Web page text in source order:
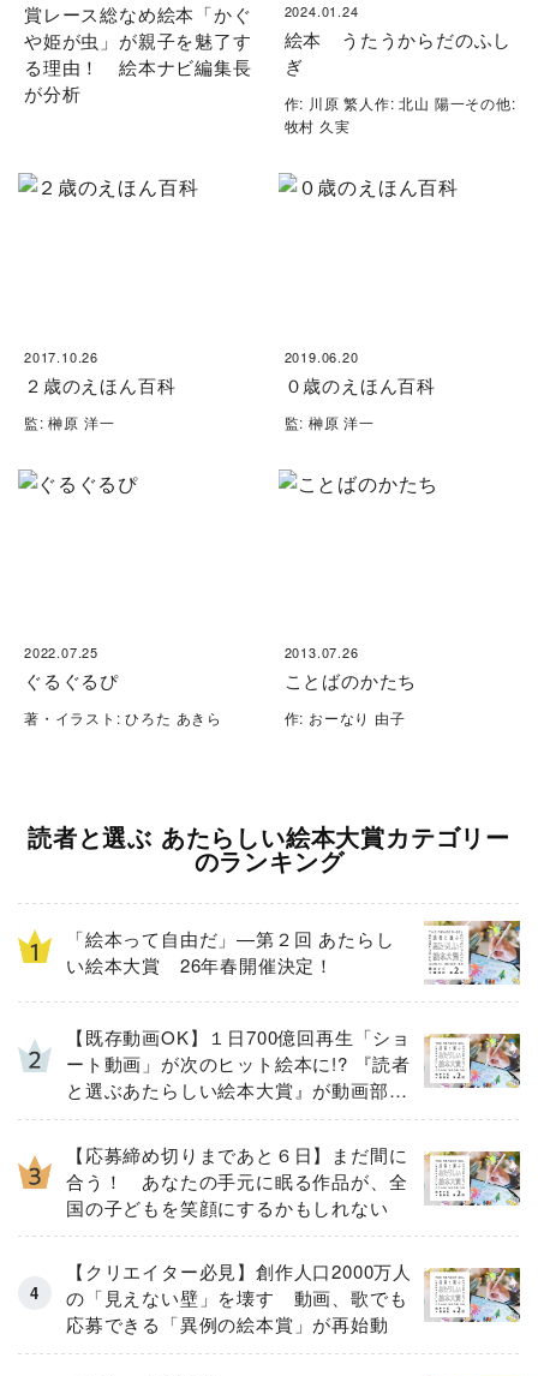
賞レース総なめ絵本「かぐ
や姫が虫」が親子を魅了す
る理由！ 絵本ナビ編集長
が分析
2024.01.24
絵本 うたうからだのふし
ぎ
作: 川原 繁人作: 北山 陽一その他:
牧村 久実
2017.10.26
２歳のえほん百科
監: 榊原 洋一
2019.06.20
０歳のえほん百科
監: 榊原 洋一
2022.07.25
ぐるぐるぴ
著・イラスト: ひろた あきら
2013.07.26
ことばのかたち
作: おーなり 由子
読者と選ぶ あたらしい絵本大賞カテゴリー
のランキング
「絵本って自由だ」—第２回 あたらし
い絵本大賞 26年春開催決定！
【既存動画OK】１日700億回再生「ショ
ート動画」が次のヒット絵本に!? 『読者
と選ぶあたらしい絵本大賞』が動画部門
の募集を強化！
【応募締め切りまであと６日】まだ間に
合う！ あなたの手元に眠る作品が、全
国の子どもを笑顔にするかもしれない
【クリエイター必見】創作人口2000万人
の「見えない壁」を壊す 動画、歌でも
応募できる「異例の絵本賞」が再始動